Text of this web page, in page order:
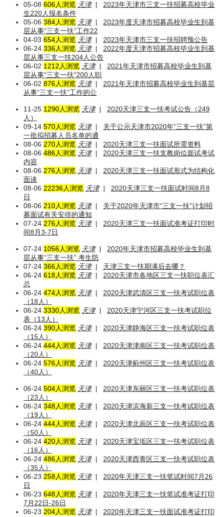
05-08 606人浏览 天津|
2023年天津市三支一扶招募高校毕业
生220人报名条件
05-06 384人浏览 天津|
2023年度天津市招募高校毕业生到基
层从事“三支一扶”工作22
04-03 654人浏览 天津|
2023年天津市三支一扶招聘预公告
06-24 336人浏览 天津|
2022年度天津市招募高校毕业生到基
层从事三支一扶204人公告
06-02 1212人浏览 天津|
2021年天津市招募高校毕业生到基
层从事“三支一扶”200人职
06-02 876人浏览 天津|
2021年天津市招募高校毕业生到基层
从事“三支一扶”工作的公
11-25 1290人浏览 天津|
2020天津三支一扶考试公告（249
人）
09-14 570人浏览 天津|
关于公示天津市2020年“三支一扶”第
一批拟招募人员名单的通
08-06 270人浏览 天津|
2020天津三支一扶面试所需资料
08-06 486人浏览 天津|
2020天津三支一扶支教岗位面试考试
内容
08-06 276人浏览 天津|
2020天津三支一扶面试形式为结构化
面谈
08-06 22236人浏览 天津|
2020天津三支一扶面试时间8月8
日
08-06 210人浏览 天津|
关于2020年天津市“三支一扶”计划招
募面试有关安排的通知
07-24 276人浏览 天津|
2020天津三支一扶面试准考证打印时
间8月3-7日
07-24 1056人浏览 天津|
2020年天津市招募高校毕业生到基
层从事“三支一扶” 考生防
07-24 366人浏览 天津|
天津三支一扶期满后去哪？
06-24 618人浏览 天津|
2020天津市各地区三支一扶职位表汇
总
06-24 474人浏览 天津|
2020天津武清区三支一扶考试职位表
（18人）
06-24 3330人浏览 天津|
2020天津宁河区三支一扶考试职位
表（13人）
06-24 390人浏览 天津|
2020天津静海区三支一扶考试职位表
（15人）
06-24 444人浏览 天津|
2020天津津南区三支一扶考试职位表
（20人）
06-24 576人浏览 天津|
2020天津蓟州区三支一扶考试职位表
（40人）
06-24 504人浏览 天津|
2020天津东丽区三支一扶考试职位表
（23人）
06-24 348人浏览 天津|
2020天津滨海新三支一扶考试职位表
（19人）
06-24 444人浏览 天津|
2020天津北辰区三支一扶考试职位表
（50人）
06-24 420人浏览 天津|
2020天津宝坻区三支一扶考试职位表
（16人）
06-24 486人浏览 天津|
2020天津西青区三支一扶考试职位表
（35人）
06-23 258人浏览 天津|
2020年天津三支一扶笔试时间7月26
日
06-23 648人浏览 天津|
2020年天津三支一扶笔试准考证打印
7月22日-26日
06-23 204人浏览 天津|
2020年天津三支一扶面试准考证打印